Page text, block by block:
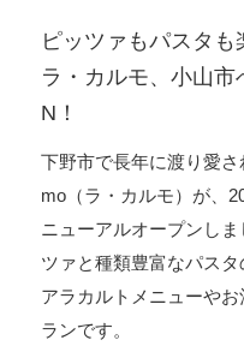
ピッツァもパスタ
ラ・カルモ、小山
N！
下野市で長年に渡り愛
mo（ラ・カルモ）が、
ニューアルオープンし
ツァと種類豊富なパスタ
アラカルトメニューや
ランです。